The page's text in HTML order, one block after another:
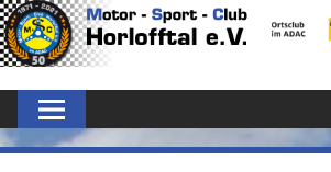
Zum
Inhalt
MSC
E.V.